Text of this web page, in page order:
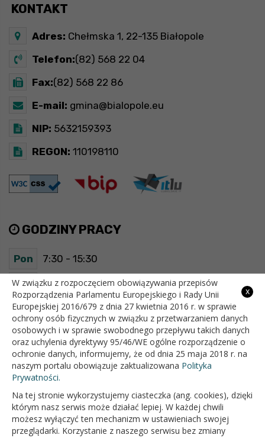
KONTAKT
Adres: Chełmska 1, 22-135 Białopole
Telefon:(82) 568 22 04
Fax:(82) 568 22 86
E-mail: gmina@bialopole.eu
NIP: 5632159393
REGON: 110198110
GODZINY PRACY
Pon 7:30 - 15:30
Wt 7:30 - 15:30
Śr 7:30 - 15:30
Czw 7:30 - 15:30
Pt 7:30 - 15:30
OFICJALNY SERWIS INTERNETOWY GMINY BIAŁOPOLE
x
W związku z rozpoczęciem obowiązywania przepisów
Rozporządzenia Parlamentu Europejskiego i Rady Unii
Europejskiej 2016/679 z dnia 27 kwietnia 2016 r. w sprawie
ochrony osób fizycznych w związku z przetwarzaniem danych
osobowych i w sprawie swobodnego przepływu takich danych
oraz uchylenia dyrektywy 95/46/WE ogólne rozporządzenie o
ochronie danych, informujemy, że od dnia 25 maja 2018 r. na
naszym portalu obowiązuje zaktualizowana Polityka
Prywatności.
Na tej stronie wykorzystujemy ciasteczka (ang. cookies), dzięki
którym nasz serwis może działać lepiej. W każdej chwili
możesz wyłączyć ten mechanizm w ustawieniach swojej
przeglądarki. Korzystanie z naszego serwisu bez zmiany